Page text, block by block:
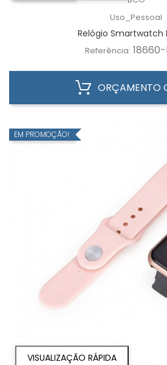
Uso_Pessoal
Relógio Smartwatch
Referência:
ORÇAMENTO
VISUALIZAÇÃO RÁPIDA
EM PROMOÇÃO!